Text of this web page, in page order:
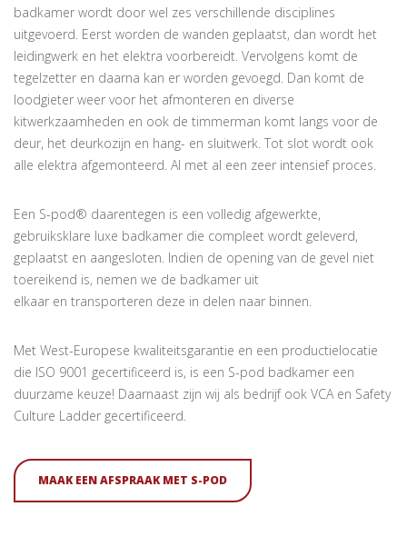
badkamer wordt door wel zes verschillende disciplines
uitgevoerd. Eerst worden de wanden geplaatst, dan wordt het
leidingwerk en het elektra voorbereidt. Vervolgens komt de
tegelzetter en daarna kan er worden gevoegd. Dan komt de
loodgieter weer voor het afmonteren en diverse
kitwerkzaamheden en ook de timmerman komt langs voor de
deur, het deurkozijn en hang- en sluitwerk. Tot slot wordt ook
alle elektra afgemonteerd. Al met al een zeer intensief proces.
Een S-pod® daarentegen is een volledig afgewerkte,
gebruiksklare luxe badkamer die compleet wordt geleverd,
geplaatst en aangesloten. Indien de opening van de gevel niet
toereikend is, nemen we de badkamer uit
elkaar en transporteren deze in delen naar binnen.
Met West-Europese kwaliteitsgarantie en een productielocatie
die ISO 9001 gecertificeerd is, is een S-pod badkamer een
duurzame keuze! Daarnaast zijn wij als bedrijf ook VCA en Safety
Culture Ladder gecertificeerd.
MAAK EEN AFSPRAAK MET S-POD